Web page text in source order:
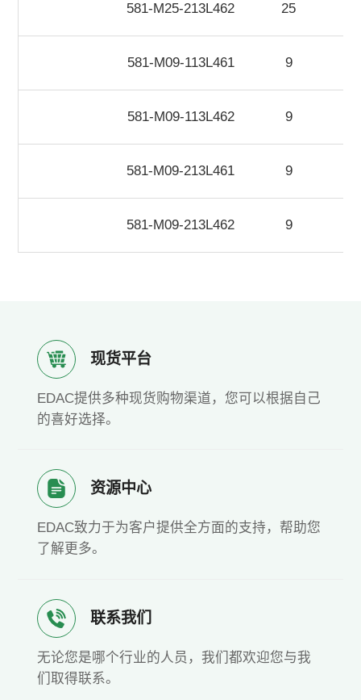
581-M25-213L462 25
581-M09-113L461 9
581-M09-113L462 9
581-M09-213L461 9
581-M09-213L462 9
现货平台
EDAC提供多种现货购物渠道，您可以根据自己
的喜好选择。
资源中心
EDAC致力于为客户提供全方面的支持，帮助您
了解更多。
联系我们
无论您是哪个行业的人员，我们都欢迎您与我
们取得联系。